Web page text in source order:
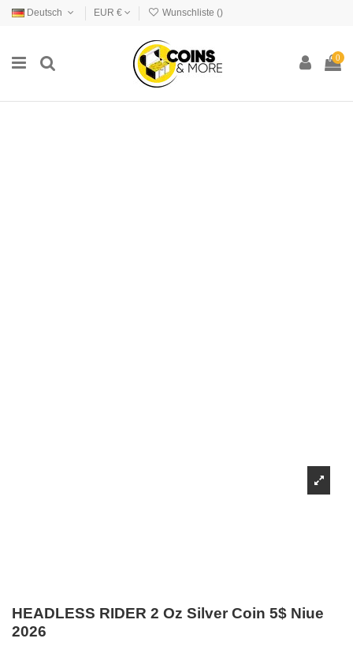
Deutsch EUR € Wunschliste ()
0
HEADLESS RIDER 2 Oz Silver Coin 5$ Niue
2026